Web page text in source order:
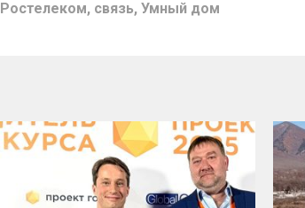
Ростелеком, связь, Умный дом